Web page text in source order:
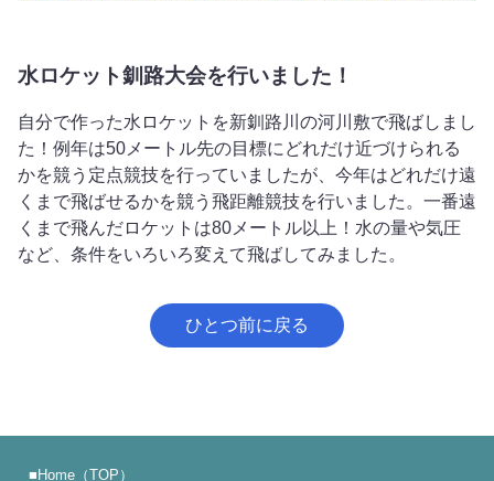
水ロケット釧路大会を行いました！
自分で作った水ロケットを新釧路川の河川敷で飛ばしまし
た！例年は50メートル先の目標にどれだけ近づけられる
かを競う定点競技を行っていましたが、今年はどれだけ遠
くまで飛ばせるかを競う飛距離競技を行いました。一番遠
くまで飛んだロケットは80メートル以上！水の量や気圧
など、条件をいろいろ変えて飛ばしてみました。
ひとつ前に戻る
■ Home（TOP）